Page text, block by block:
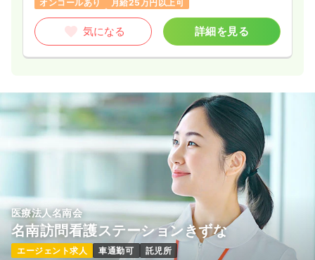
オンコールあり 月給25万円以上可
気になる 詳細を見る
医療法人名南会
名南訪問看護ステーションきずな
エージェント求人 車通勤可 託児所